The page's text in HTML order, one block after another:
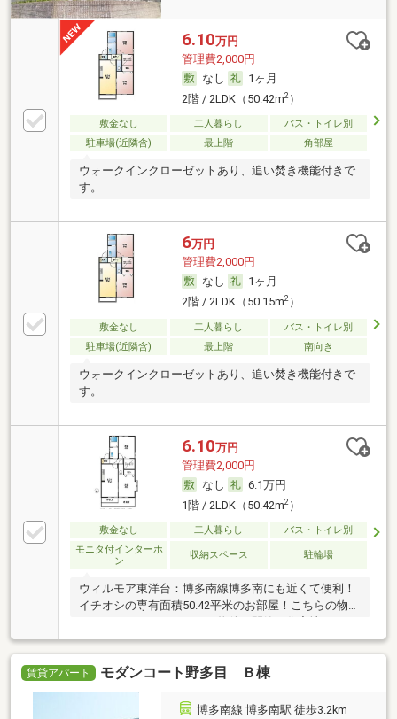
6.10万円
管理費2,000円
なし
1ヶ月
2階 / 2LDK（50.42m2）
敷金なし 二人暮らし
バス・トイレ別
駐車場(近隣含)
最上階 角部屋
ウォークインクローゼットあり、追い焚き機能付きで
す。
6万円
管理費2,000円
なし
1ヶ月
2階 / 2LDK（50.15m2）
敷金なし 二人暮らし
バス・トイレ別
駐車場(近隣含)
最上階 南向き
ウォークインクローゼットあり、追い焚き機能付きで
す。
6.10万円
管理費2,000円
なし
6.1万円
1階 / 2LDK（50.42m2）
敷金なし 二人暮らし
バス・トイレ別
モニタ付インターホ
ン
収納スペース 駐輪場
ウィルモア東洋台：博多南線博多南にも近くて便利！
イチオシの専有面積50.42平米のお部屋！こちらの物件
ます！TVインターホン付きなので、部屋から訪問者の
顔を確認できます！こちらのアパートの家賃は5.5万で
す！洗面所が独立しているので、利便性の高い環境だ
といえます(*^^*)
賃貸アパート モダンコート野多目 Ｂ棟
博多南線 博多南駅 徒歩3.2km